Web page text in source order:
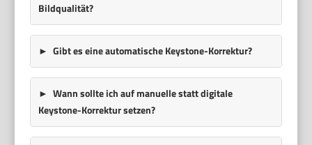
Bildqualität?
Gibt es eine automatische Keystone-Korrektur?
Wann sollte ich auf manuelle statt digitale
Keystone-Korrektur setzen?